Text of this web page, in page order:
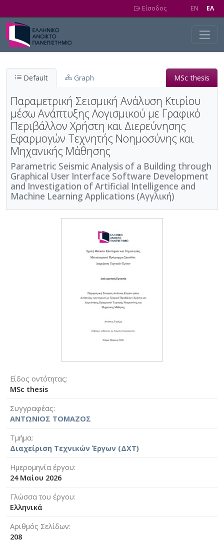
Είσοδος EN EΛ
Default Graph MSc thesis
Παραμετρική Σεισμική Ανάλυση Κτιρίου
μέσω Ανάπτυξης Λογισμικού με Γραφικό
Περιβάλλον Χρήστη και Διερεύνησης
Εφαρμογών Τεχνητής Νοημοσύνης και
Μηχανικής Μάθησης
Parametric Seismic Analysis of a Building through
Graphical User Interface Software Development
and Investigation of Artificial Intelligence and
Machine Learning Applications (Αγγλική)
Είδος οντότητας
MSc thesis
Συγγραφέας
ΑΝΤΩΝΙΟΣ ΤΟΜΑΖΟΣ
Τμήμα
Διαχείριση Τεχνικών Έργων (ΔΧΤ)
Ημερομηνία έργου
24 Μαίου 2026
Γλώσσα του έργου
Ελληνικά
Αριθμός Σελίδων
208